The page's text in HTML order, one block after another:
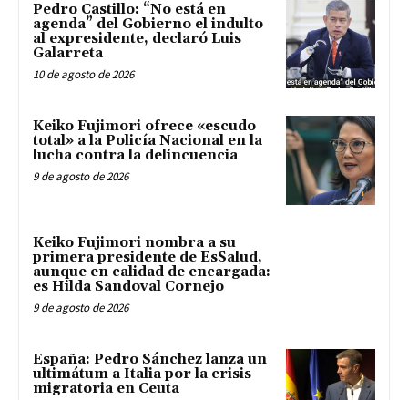
Pedro Castillo: “No está en
agenda” del Gobierno el indulto
al expresidente, declaró Luis
Galarreta
10 de agosto de 2026
Keiko Fujimori ofrece «escudo
total» a la Policía Nacional en la
lucha contra la delincuencia
9 de agosto de 2026
Keiko Fujimori nombra a su
primera presidente de EsSalud,
aunque en calidad de encargada:
es Hilda Sandoval Cornejo
9 de agosto de 2026
España: Pedro Sánchez lanza un
ultimátum a Italia por la crisis
migratoria en Ceuta